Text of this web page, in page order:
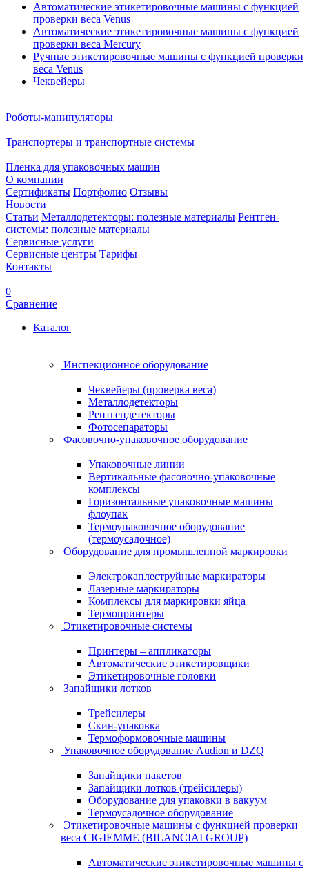
Автоматические этикетировочные машины с функцией
проверки веса Venus
Автоматические этикетировочные машины с функцией
проверки веса Mercury
Ручные этикетировочные машины с функцией проверки
веса Venus
Чеквейеры
Роботы-манипуляторы
Транспортеры и транспортные системы
Пленка для упаковочных машин
О компании
Сертификаты Портфолио Отзывы
Новости
Статьи Металлодетекторы: полезные материалы Рентген-
системы: полезные материалы
Сервисные услуги
Сервисные центры Тарифы
Контакты
0
Сравнение
Каталог
Инспекционное оборудование
Чеквейеры (проверка веса)
Металлодетекторы
Рентгендетекторы
Фотосепараторы
Фасовочно-упаковочное оборудование
Упаковочные линии
Вертикальные фасовочно-упаковочные
комплексы
Горизонтальные упаковочные машины
флоупак
Термоупаковочное оборудование
(термоусадочное)
Оборудование для промышленной маркировки
Электрокаплеструйные маркираторы
Лазерные маркираторы
Комплексы для маркировки яйца
Термопринтеры
Этикетировочные системы
Принтеры – аппликаторы
Автоматические этикетировщики
Этикетировочные головки
Запайщики лотков
Трейсилеры
Скин-упаковка
Термоформовочные машины
Упаковочное оборудование Audion и DZQ
Запайщики пакетов
Запайщики лотков (трейсилеры)
Оборудование для упаковки в вакуум
Термоусадочное оборудование
Этикетировочные машины с функцией проверки
веса CIGIEMME (BILANCIAI GROUP)
Автоматические этикетировочные машины с